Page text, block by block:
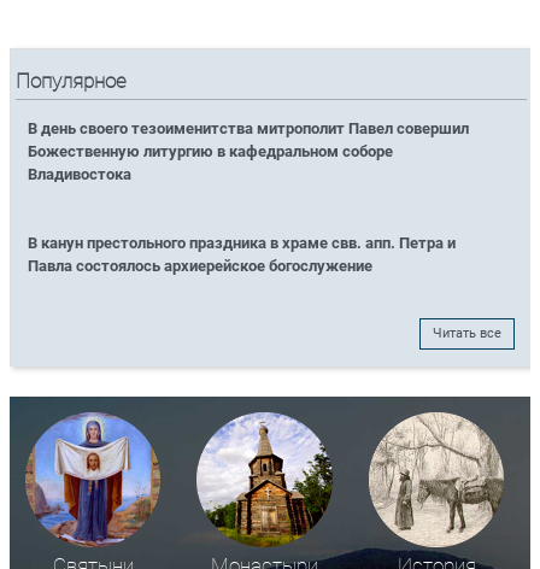
Популярное
В день своего тезоименитства митрополит Павел совершил
Божественную литургию в кафедральном соборе
Владивостока
В канун престольного праздника в храме свв. апп. Петра и
Павла состоялось архиерейское богослужение
Читать все